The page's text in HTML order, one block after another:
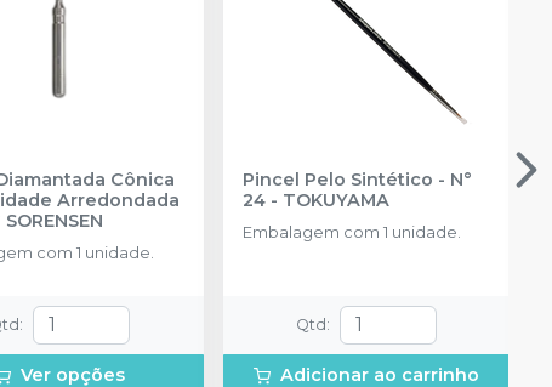
Cônica
Arredondada
SORENSEN
com 1 unidade.
:
Ver opções
Pincel Pelo Sintético - N°
24- TOKUYAMA
Embalagem com 1 unidade.
Qtd :
Adicionar ao carrinho